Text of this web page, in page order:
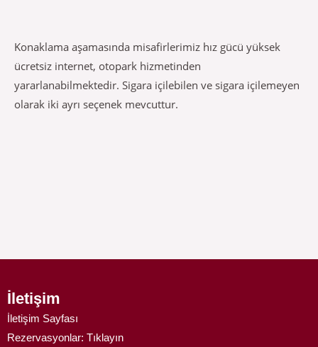
Konaklama aşamasında misafirlerimiz hız gücü yüksek
ücretsiz internet, otopark hizmetinden
yararlanabilmektedir. Sigara içilebilen ve sigara içilemeyen
olarak iki ayrı seçenek mevcuttur.
İletişim
İletişim Sayfası
Rezervasyonlar: Tıklayın